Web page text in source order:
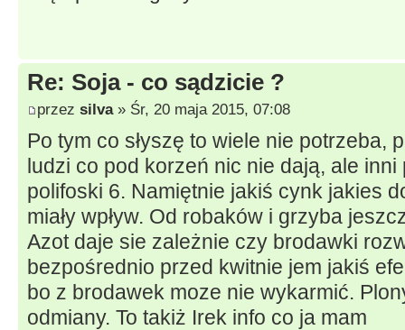
Re: Soja - co sądzicie ?
przez silva» Śr, 20 maja 2015, 07:08
Po tym co słyszę to wiele nie potrzeba,
ludzi co pod korzeń nic nie dają, ale
polifoski 6. Namiętnie jakiś cynk jakies
miały wpływ. Od robaków i grzyba
Azot daje sie zależnie czy brodawki
bezpośrednio przed kwitnie jem jakiś
bo z brodawek moze nie wykarmić.
odmiany. To takiż Irek info co ja mam